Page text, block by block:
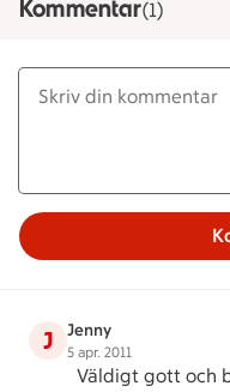
Kommentar(1)
J Jenny
5 apr. 2011
Väldigt gott och